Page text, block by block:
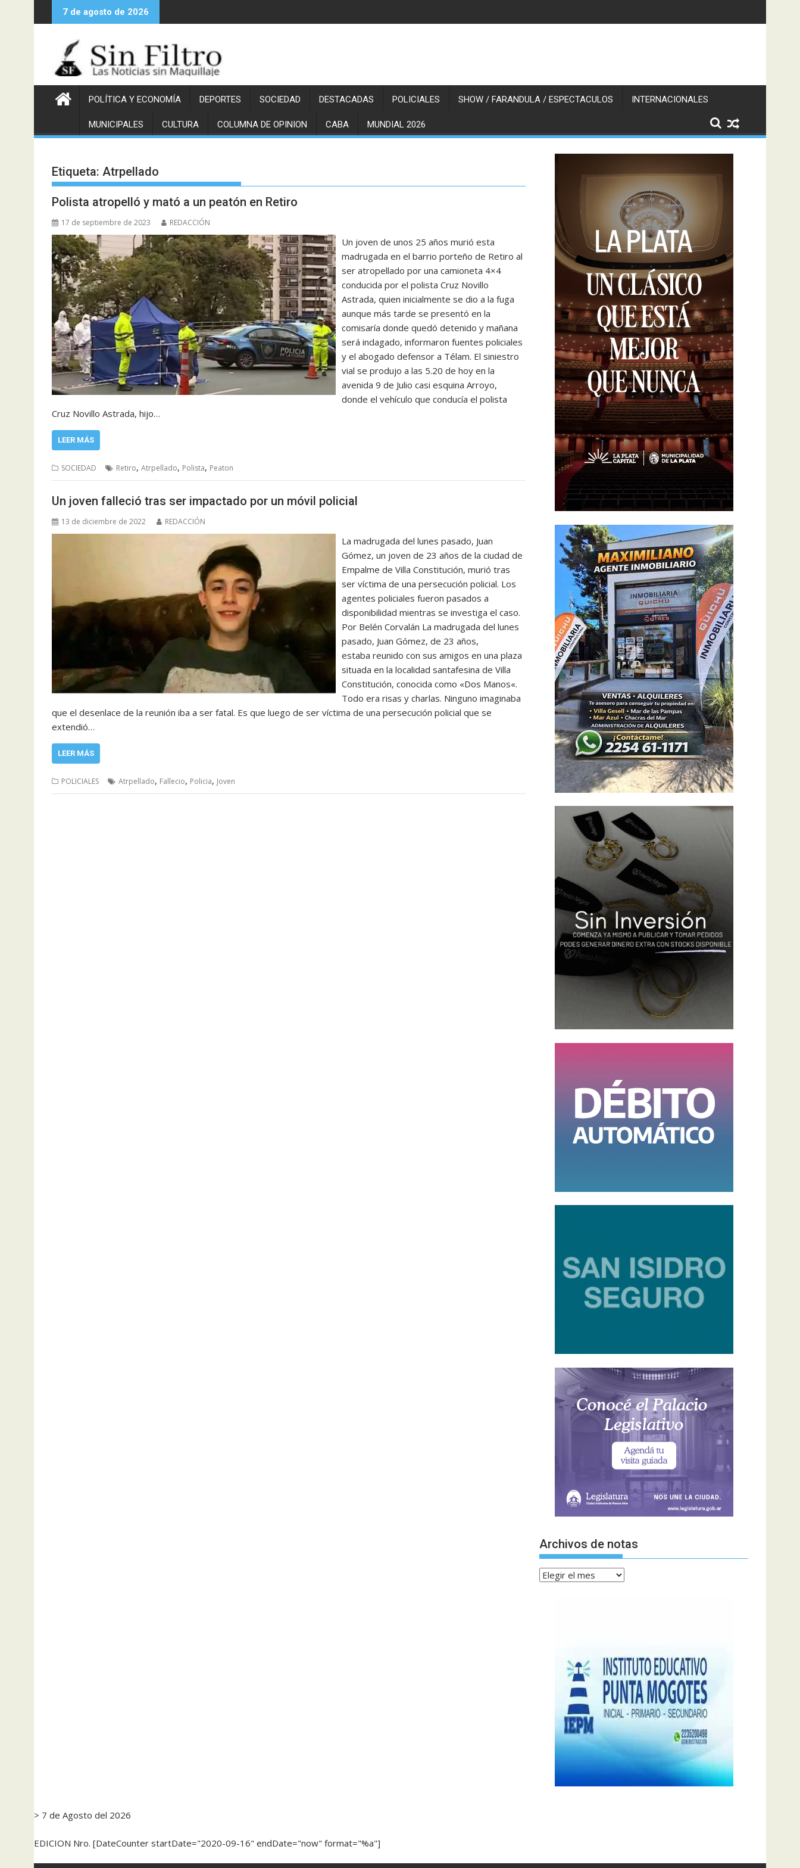
al
7 de agosto de 2026
POLÍTICA Y ECONOMÍA DEPORTES SOCIEDAD DESTACADAS POLICIALES SHOW / FARANDULA / ESPECTACULOS INTERNACIONALES
MUNICIPALES CULTURA COLUMNA DE OPINION CABA MUNDIAL 2026
Etiqueta: Atrpellado
Polista atropelló y mató a un peatón en Retiro
17 de septiembre de 2023 REDACCIÓN
Un joven de unos 25 años murió esta
madrugada en el barrio porteño de Retiro al
ser atropellado por una camioneta 4×4
conducida por el polista Cruz Novillo
Astrada, quien inicialmente se dio a la fuga
aunque más tarde se presentó en la
comisaría donde quedó detenido y mañana
será indagado, informaron fuentes policiales
y el abogado defensor a Télam. El siniestro
vial se produjo a las 5.20 de hoy en la
avenida 9 de Julio casi esquina Arroyo,
donde el vehículo que conducía el polista
Cruz Novillo Astrada, hijo…
LEER MÁS
SOCIEDAD Retiro, Atrpellado, Polista, Peaton
Un joven falleció tras ser impactado por un móvil policial
13 de diciembre de 2022 REDACCIÓN
La madrugada del lunes pasado, Juan
Gómez, un joven de 23 años de la ciudad de
Empalme de Villa Constitución, murió tras
ser víctima de una persecución policial. Los
agentes policiales fueron pasados a
disponibilidad mientras se investiga el caso.
Por Belén Corvalán La madrugada del lunes
pasado, Juan Gómez, de 23 años,
estaba reunido con sus amigos en una plaza
situada en la localidad santafesina de Villa
Constitución, conocida como «Dos Manos«.
Todo era risas y charlas. Ninguno imaginaba
que el desenlace de la reunión iba a ser fatal. Es que luego de ser víctima de una persecución policial que se
extendió…
LEER MÁS
POLICIALES Atrpellado, Fallecio, Policia, Joven
Archivos de notas
Archivos
> 7 de Agosto del 2026
EDICION Nro. [DateCounter startDate="2020-09-16" endDate="now" format="%a"]